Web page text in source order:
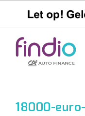
18000-